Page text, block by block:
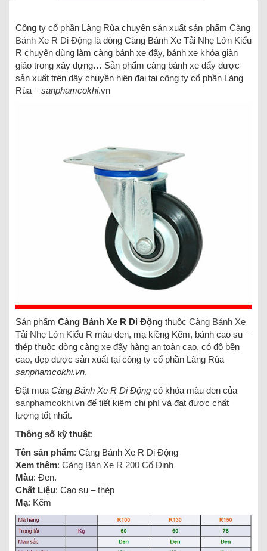
Công ty cổ phần Làng Rùa chuyên sản xuất sản phẩm Càng
Bánh Xe R Di Động là dòng Càng Bánh Xe Tải Nhẹ Lớn Kiểu
R chuyên dùng làm càng bánh xe đẩy, bánh xe khóa giàn
giáo trong xây dựng… Sản phẩm càng bánh xe đẩy được
sản xuất trên dây chuyền hiện đại tại công ty cổ phần Làng
Rùa –sanphamcokhi.vn
Sản phẩm Càng Bánh Xe R Di Động thuộc Càng Bánh Xe
Tải Nhẹ Lớn Kiểu R màu đen, mạ kiềng Kẽm, bánh cao su –
thép thuộc dòng càng xe đẩy hàng an toàn cao, có độ bền
cao, đẹp được sản xuất tại công ty cổ phần Làng Rùa
sanphamcokhi.vn.
Đặt mua Càng Bánh Xe R Di Động có khóa màu đen của
sanphamcokhi.vn để tiết kiệm chi phí và đạt được chất
lượng tốt nhất.
Thông số kỹ thuật:
Tên sản phẩm: Càng Bánh Xe R Di Động
Xem thêm: Càng Bán Xe R 200 Cố Định
Màu: Đen.
Chất Liệu: Cao su – thép
Mạ: Kẽm